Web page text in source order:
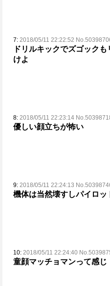
7: 2018/05/11 22:22:52
ドリルキックでズゴック
けよ
8: 2018/05/11 22:23:14
優しい顔立ちが怖い
9: 2018/05/11 22:24:13
機体は当然壊すしパイロッ
10: 2018/05/11 22:24:40
童顔マッチョマンって感じ